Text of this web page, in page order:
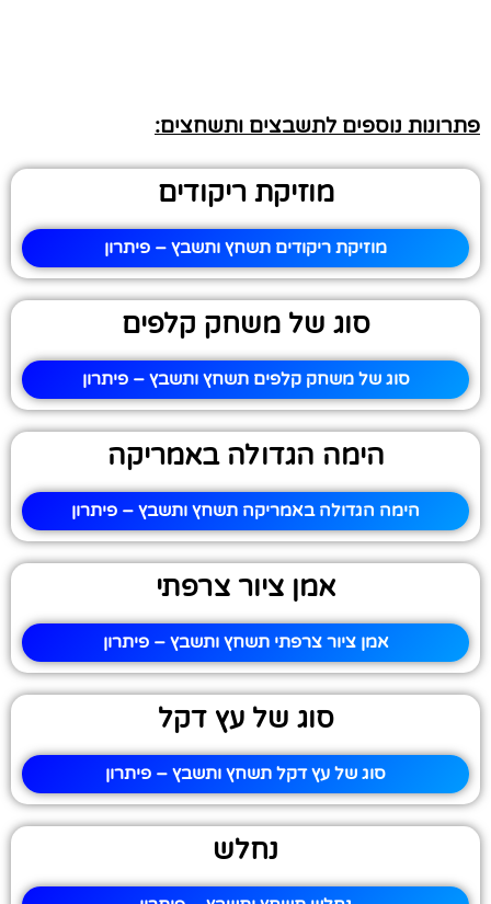
פתרונות נוספים לתשבצים ותשחצים:
מוזיקת ריקודים
מוזיקת ריקודים תשחץ ותשבץ – פיתרון
סוג של משחק קלפים
סוג של משחק קלפים תשחץ ותשבץ – פיתרון
הימה הגדולה באמריקה
הימה הגדולה באמריקה תשחץ ותשבץ – פיתרון
אמן ציור צרפתי
אמן ציור צרפתי תשחץ ותשבץ – פיתרון
סוג של עץ דקל
סוג של עץ דקל תשחץ ותשבץ – פיתרון
נחלש